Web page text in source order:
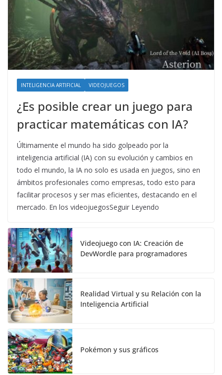
INTELIGENCIA ARTIFICIAL VIDEOJUEGOS
¿Es posible crear un juego para
practicar matemáticas con IA?
Últimamente el mundo ha sido golpeado por la
inteligencia artificial (IA) con su evolución y cambios en
todo el mundo, la IA no solo es usada en juegos, sino en
ámbitos profesionales como empresas, todo esto para
facilitar procesos y ser mas eficientes, destacando en el
mercado. En los videojuegosSeguir Leyendo
Videojuego con IA: Creación de
DevWordle para programadores
Realidad Virtual y su Relación con la
Inteligencia Artificial
Pokémon y sus gráficos